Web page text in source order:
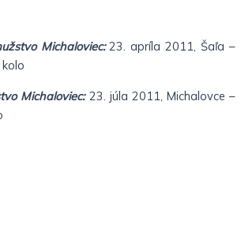
Michaloviec:23. apríla 2011, Šaľa –
Michaloviec:23. júla 2011, Michalovce –